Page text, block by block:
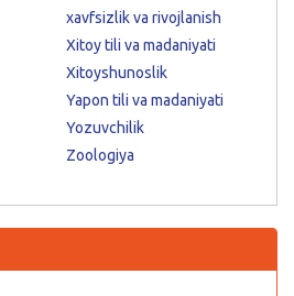
xavfsizlik va rivojlanish
Xitoy tili va madaniyati
Xitoyshunoslik
Yapon tili va madaniyati
Yozuvchilik
Zoologiya